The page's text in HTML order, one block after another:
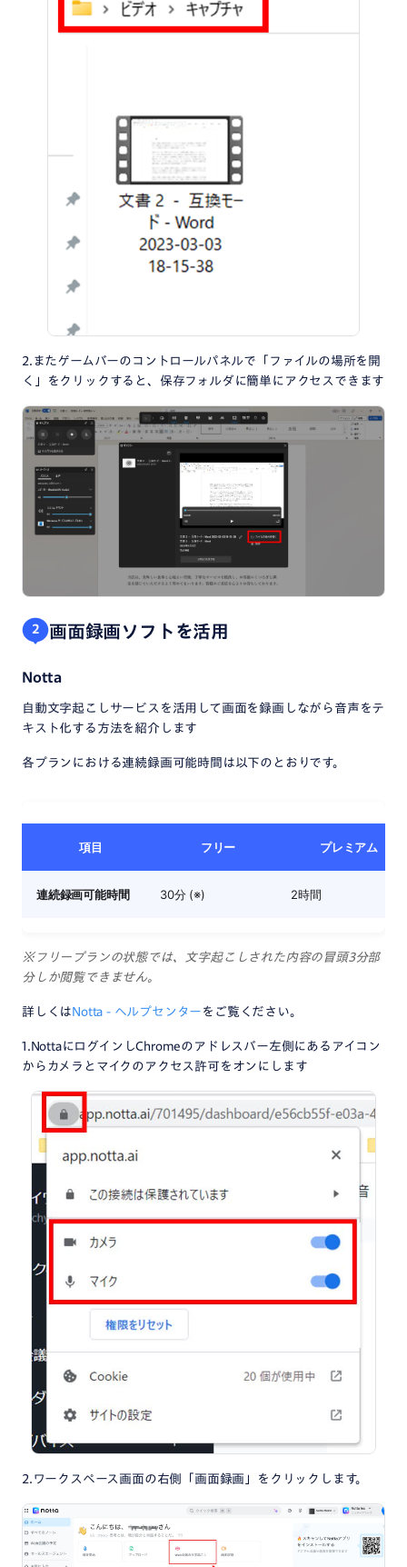
2.またゲームバーのコントロールパネルで「ファイルの場所を開
く」をクリックすると、保存フォルダに簡単にアクセスできます
2 画面録画ソフトを活用
Notta
自動文字起こしサービスを活用して画面を録画しながら音声をテ
キスト化する方法を紹介します
各プランにおける連続録画可能時間は以下のとおりです。
項目 フリー プレミアム
連続録画可能時間 30分 (※) 2時間
※フリープランの状態では、文字起こしされた内容の冒頭3分部
分しか閲覧できません。
詳しくはNotta - ヘルプセンター をご覧ください。
1.NottaにログインしChromeのアドレスバー左側にあるアイコン
からカメラとマイクのアクセス許可をオンにします
2.ワークスペース画面の右側「画面録画」をクリックします。